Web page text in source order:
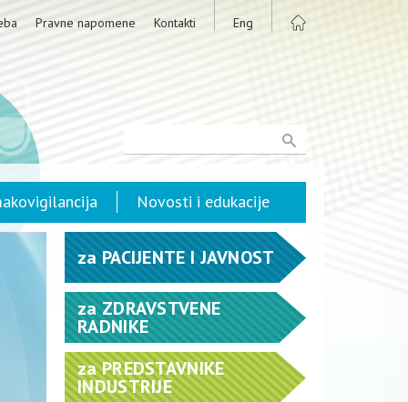
Pravne napomene Kontakti Eng
Novosti i edukacije
za PACIJENTE I JAVNOST
za ZDRAVSTVENE
RADNIKE
zaPREDSTAVNIKE
INDUSTRIJE